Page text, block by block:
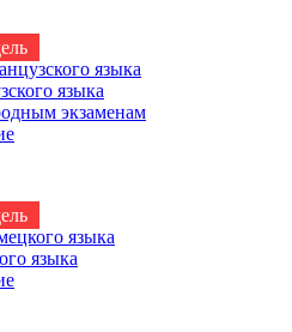
языка
языка
экзаменам
языка
языка